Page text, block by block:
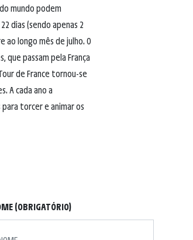
mundo podem
dias (sendo apenas 2
ao longo mês de julho. O
passam pela França
de France tornou-se
A cada ano a
para torcer e animar os
(OBRIGATÓRIO)